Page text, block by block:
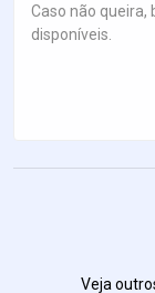
Caso não queira,
disponíveis.
Veja